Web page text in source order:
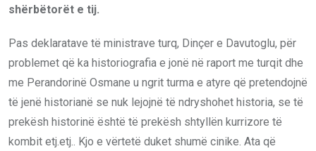
shërbëtorët e tij.
Pas deklaratave të ministrave turq, Dinçer e Davutoglu, për
problemet që ka historiografia e jonë në raport me turqit dhe
me Perandorinë Osmane u ngrit turma e atyre që pretendojnë
të jenë historianë se nuk lejojnë të ndryshohet historia, se të
prekësh historinë është të prekësh shtyllën kurrizore të
kombit etj.etj.. Kjo e vërtetë duket shumë cinike. Ata që